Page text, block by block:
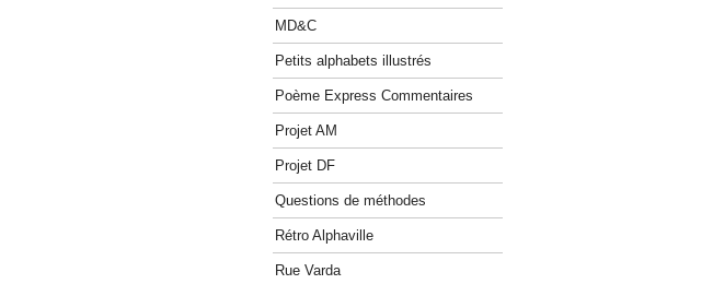
MD&C
Petits alphabets illustrés
Poème Express Commentaires
Projet AM
Projet DF
Questions de méthodes
Rétro Alphaville
Rue Varda